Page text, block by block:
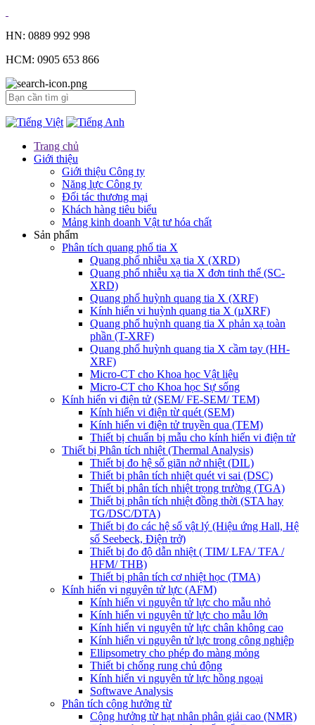
HN: 0889 992 998
HCM: 0905 653 866
Trang chủ
Giới thiệu
Giới thiệu Công ty
Năng lực Công ty
Đối tác thương mại
Khách hàng tiêu biểu
Mảng kinh doanh Vật tư hóa chất
Sản phẩm
Phân tích quang phổ tia X
Quang phổ nhiễu xạ tia X (XRD)
Quang phổ nhiễu xạ tia X đơn tinh thể (SC-
XRD)
Quang phổ huỳnh quang tia X (XRF)
Kính hiển vi huỳnh quang tia X (µXRF)
Quang phổ huỳnh quang tia X phản xạ toàn
phần (T-XRF)
Quang phổ huỳnh quang tia X cầm tay (HH-
XRF)
Micro-CT cho Khoa học Vật liệu
Micro-CT cho Khoa học Sự sống
Kính hiển vi điện tử (SEM/ FE-SEM/ TEM)
Kính hiển vi điện từ quét (SEM)
Kính hiển vi điện tử truyền qua (TEM)
Thiết bị chuẩn bị mẫu cho kính hiển vi điện tử
Thiết bị Phân tích nhiệt (Thermal Analysis)
Thiết bị đo hệ số giãn nở nhiệt (DIL)
Thiết bị phân tích nhiệt quét vi sai (DSC)
Thiết bị phân tích nhiệt trọng trường (TGA)
Thiết bị phân tích nhiệt đồng thời (STA hay
TG/DSC/DTA)
Thiết bị đo các hệ số vật lý (Hiệu ứng Hall, Hệ
số Seebeck, Điện trở)
Thiết bị đo độ dẫn nhiệt ( TIM/ LFA/ TFA /
HFM/ THB)
Thiết bị phân tích cơ nhiệt học (TMA)
Kính hiển vi nguyên tử lực (AFM)
Kính hiển vi nguyên tử lực cho mẫu nhỏ
Kính hiển vi nguyên tử lực cho mẫu lớn
Kính hiển vi nguyên tử lực chân không cao
Kính hiển vi nguyên tử lực trong công nghiệp
Ellipsometry cho phép đo màng mỏng
Thiết bị chống rung chủ động
Kính hiển vi nguyên tử lực hồng ngoại
Softwave Analysis
Phân tích cộng hưởng từ
Cộng hưởng từ hạt nhân phân giải cao (NMR)